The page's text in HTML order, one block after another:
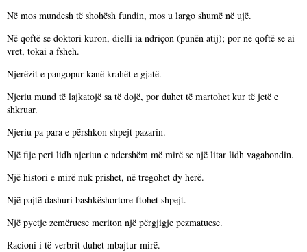
Në mos mundesh të shohësh fundin, mos u largo shumë në ujë.
Në qoftë se doktori kuron, dielli ia ndriçon (punën atij); por në qoftë se ai
vret, tokai a fsheh.
Njerëzit e pangopur kanë krahët e gjatë.
Njeriu mund të lajkatojë sa të dojë, por duhet të martohet kur të jetë e
shkruar.
Njeriu pa para e përshkon shpejt pazarin.
Një fije peri lidh njeriun e ndershëm më mirë se një litar lidh vagabondin.
Një histori e mirë nuk prishet, në tregohet dy herë.
Një pajtë dashuri bashkëshortore ftohet shpejt.
Një pyetje zemëruese meriton një përgjigje pezmatuese.
Racioni i të verbrit duhet mbajtur mirë.